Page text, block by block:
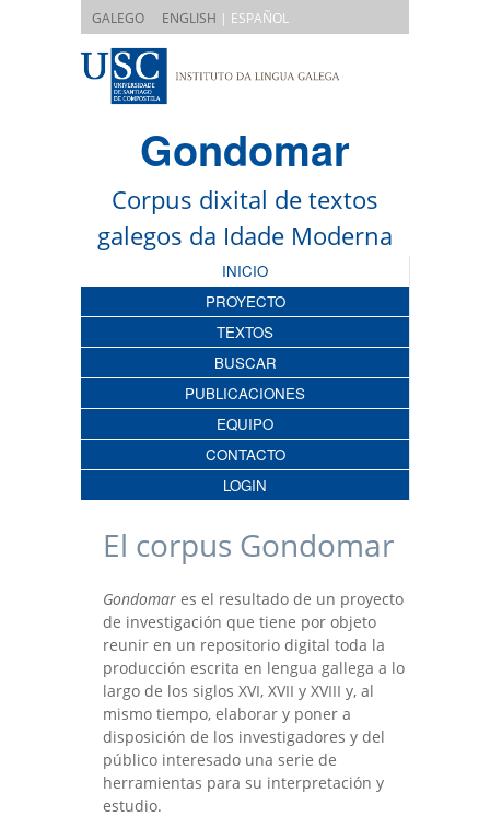
GALEGO ENGLISH | ESPAÑOL
Gondomar
Corpus dixital de textos
galegos da Idade Moderna
INICIO
PROYECTO
TEXTOS
BUSCAR
PUBLICACIONES
EQUIPO
CONTACTO
LOGIN
El corpus Gondomar
Gondomar es el resultado de un proyecto
de investigación que tiene por objeto
reunir en un repositorio digital toda la
producción escrita en lengua gallega a lo
largo de los siglos XVI, XVII y XVIII y, al
mismo tiempo, elaborar y poner a
disposición de los investigadores y del
público interesado una serie de
herramientas para su interpretación y
estudio.